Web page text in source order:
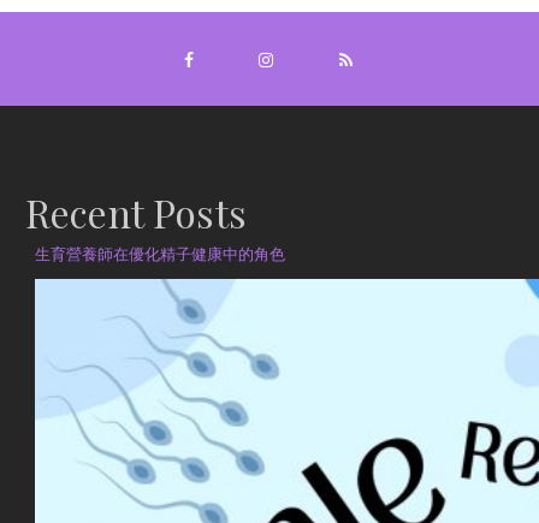
Recent Posts
生育營養師在優化精子健康中的角色